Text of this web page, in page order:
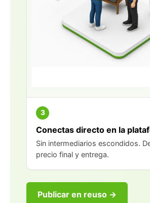
3
Conectas directo en la
Sin intermediarios escondidos.
precio final y entrega.
Publicar en reuso →